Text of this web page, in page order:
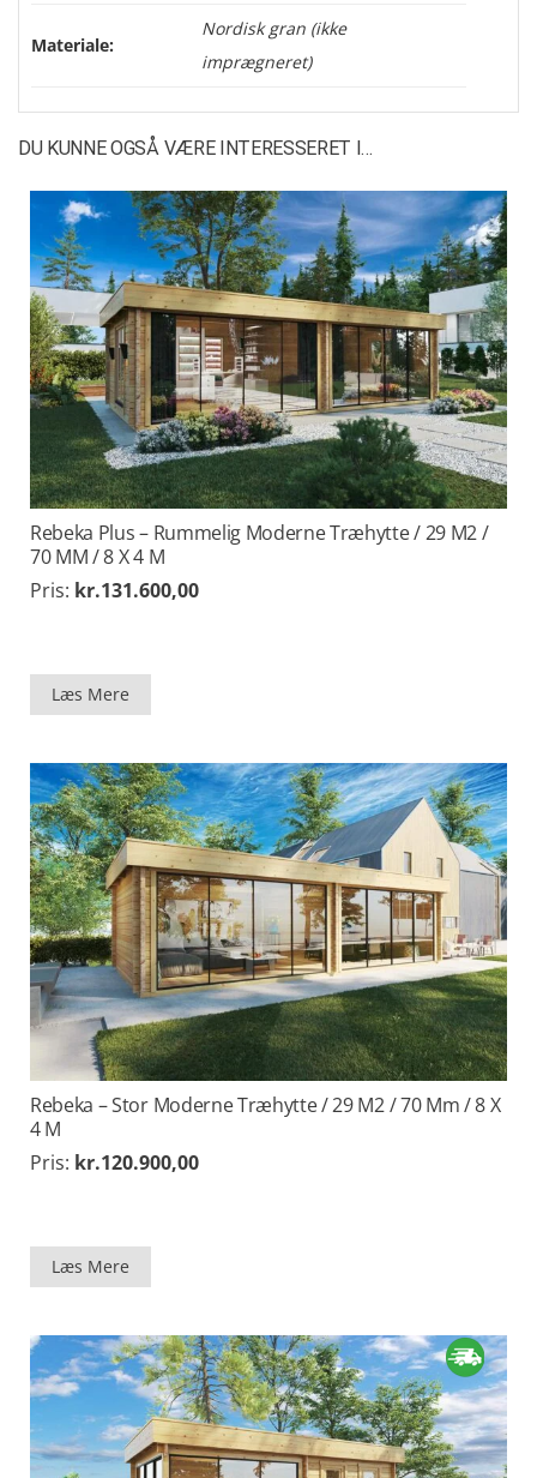
Materiale:
Nordisk gran (ikke
imprægneret)
DU KUNNE OGSÅ VÆRE INTERESSERET I…
Rebeka Plus – Rummelig Moderne Træhytte / 29 M2 /
70 MM / 8 X 4 M
Pris: kr.131.600,00
Læs Mere
Rebeka – Stor Moderne Træhytte / 29 M2 / 70 Mm / 8 X
4 M
Pris: kr.120.900,00
Læs Mere